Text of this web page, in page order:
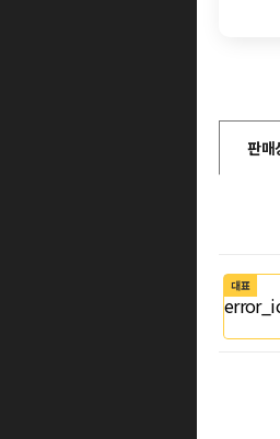
판매
대표